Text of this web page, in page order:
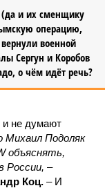
(да и их сменщику
операцию,
военной
Сергун и Коробов
о чём идёт речь?
и не думают
Михаил Подоляк
объяснять,
России, –
Коц. – И